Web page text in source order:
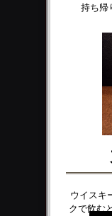
持ち帰
ウイスキ
クで飲む